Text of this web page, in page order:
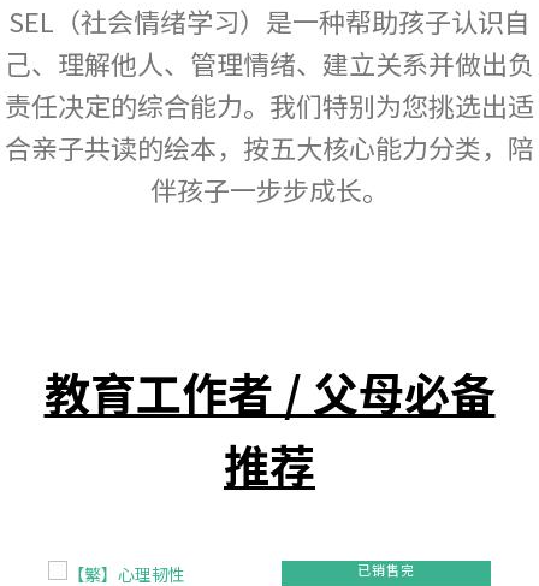
SEL（社会情绪学习）是一种帮助孩子认识自
己、理解他人、管理情绪、建立关系并做出负
责任决定的综合能力。我们特别为您挑选出适
合亲子共读的绘本，按五大核心能力分类，陪
伴孩子一步步成长。
教育工作者 / 父母必备
推荐
已销售完